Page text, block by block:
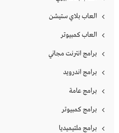
العاب بلاي ستيشن
العاب كمبيوتر
برامج انترنت مجاني
برامج اندرويد
برامج عامة
برامج كمبيوتر
برامج ملتيميديا